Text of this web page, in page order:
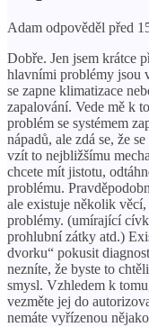
Adam odpověděl před
Dobře. Jen jsem krátce
hlavními problémy jsou
se zapne klimatizace
zapalování. Vede mě k
problém se systémem
nápadů, ale zdá se, že
vzít to nejbližšímu
chcete mít jistotu,
problému.
ale existuje několik
problémy. (umírající
prohlubní zátky atd.)
dvorku“ pokusit
nezníte, že byste to
smysl. Vzhledem k
vezměte jej do
nemáte vyřízenou